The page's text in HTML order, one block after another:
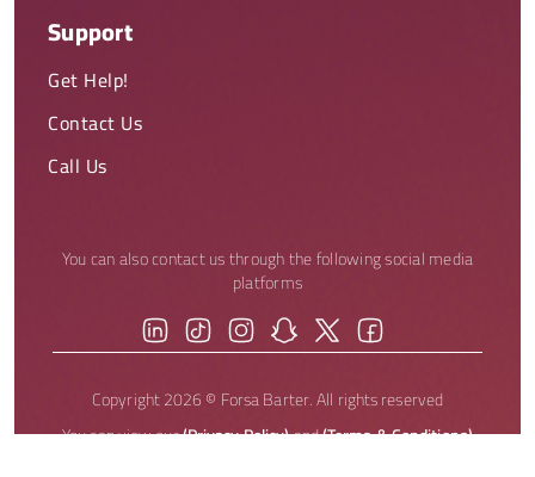
Support
Get Help!
Contact Us
Call Us
You can also contact us through the following social media
platforms
Copyright 2026 © Forsa Barter. All rights reserved
You can view our(Privacy Policy)and(Terms & Conditions)